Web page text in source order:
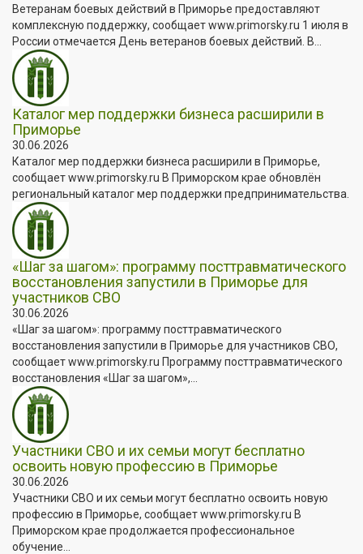
Ветеранам боевых действий в Приморье предоставляют
комплексную поддержку, сообщает www.primorsky.ru 1 июля в
России отмечается День ветеранов боевых действий. В...
Каталог мер поддержки бизнеса расширили в
Приморье
30.06.2026
Каталог мер поддержки бизнеса расширили в Приморье,
сообщает www.primorsky.ru В Приморском крае обновлён
региональный каталог мер поддержки предпринимательства.
«Шаг за шагом»: программу посттравматического
восстановления запустили в Приморье для
участников СВО
30.06.2026
«Шаг за шагом»: программу посттравматического
восстановления запустили в Приморье для участников СВО,
сообщает www.primorsky.ru Программу посттравматического
восстановления «Шаг за шагом»,...
Участники СВО и их семьи могут бесплатно
освоить новую профессию в Приморье
30.06.2026
Участники СВО и их семьи могут бесплатно освоить новую
профессию в Приморье, сообщает www.primorsky.ru В
Приморском крае продолжается профессиональное
обучение...